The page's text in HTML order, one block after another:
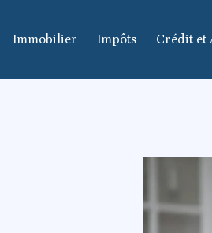
Immobilier Impôts Crédit et